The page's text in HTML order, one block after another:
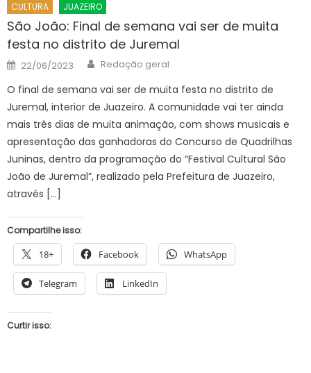
CULTURA JUAZEIRO
São João: Final de semana vai ser de muita
festa no distrito de Juremal
Posted
on
22/06/2023 Author
Redação geral
O final de semana vai ser de muita festa no distrito de
Juremal, interior de Juazeiro. A comunidade vai ter ainda
mais três dias de muita animação, com shows musicais e
apresentação das ganhadoras do Concurso de Quadrilhas
Juninas, dentro da programação do “Festival Cultural São
João de Juremal”, realizado pela Prefeitura de Juazeiro,
através […]
Compartilhe isso:
18+ Facebook WhatsApp
Telegram LinkedIn
Curtir isso: